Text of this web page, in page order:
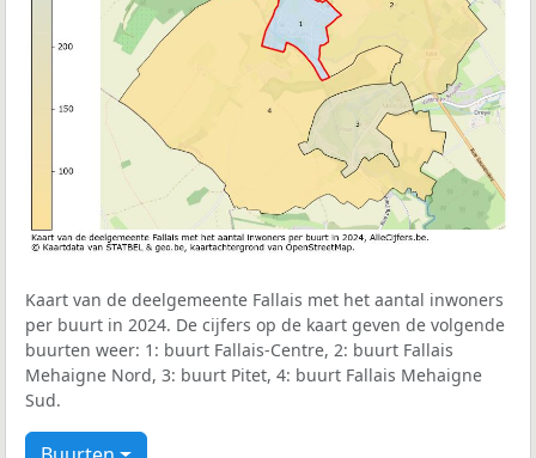
Kaart van de deelgemeente Fallais met het aantal inwoners
per buurt in 2024. De cijfers op de kaart geven de volgende
buurten weer: 1: buurt Fallais-Centre, 2: buurt Fallais
Mehaigne Nord, 3: buurt Pitet, 4: buurt Fallais Mehaigne
Sud.